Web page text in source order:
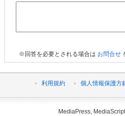
※回答を必要とされる場合は お問合せ
利用規約 個人情報保護方
MediaPress,